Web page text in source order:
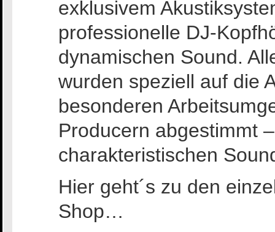
exklusivem
professionelle DJ-
dynamischen Sound.
wurden speziell auf die
besonderen
Producern abgestimmt
charakteristischen
Hier geht´s zu den
Shop…